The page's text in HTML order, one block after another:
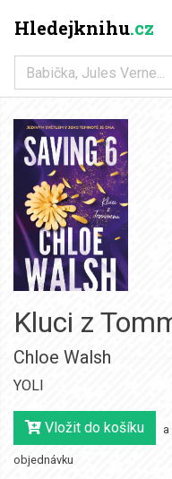
Hledejknihu.cz
Kluci z
Chloe Walsh
YOLI
Vložit do košíku
objednávku